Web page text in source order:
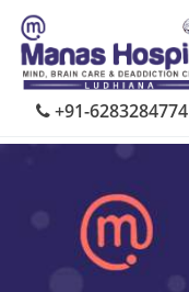
Skip
content
+91-6283284774